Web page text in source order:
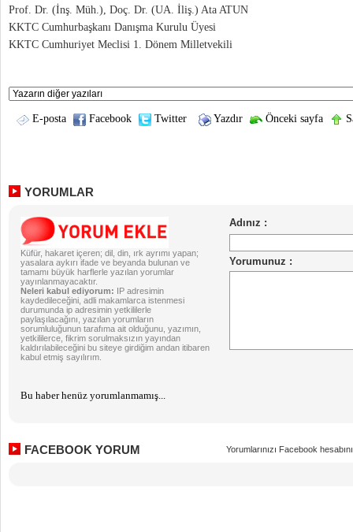
Prof. Dr. (İnş. Müh.), Doç. Dr. (UA. İliş.) Ata ATUN
KKTC Cumhurbaşkanı Danışma Kurulu Üyesi
KKTC Cumhuriyet Meclisi 1. Dönem Milletvekili
E-posta Facebook Twitter Yazdır Önceki sayfa
YORUMLAR
Küfür, hakaret içeren; dil, din, ırk ayrımı yapan;
yasalara aykırı ifade ve beyanda bulunan ve
tamamı büyük harflerle yazılan yorumlar
yayınlanmayacaktır.
Neleri kabul ediyorum: IP adresimin
kaydedileceğini, adli makamlarca istenmesi
durumunda ip adresimin yetkililerle
paylaşılacağını, yazılan yorumların
sorumluluğunun tarafıma ait olduğunu, yazımın,
yetkililerce, fikrim sorulmaksızın yayından
kaldırılabileceğini bu siteye girdiğim andan itibaren
kabul etmiş sayılırım.
Bu haber henüz yorumlanmamış...
FACEBOOK YORUM Yorumlarınızı Facebook